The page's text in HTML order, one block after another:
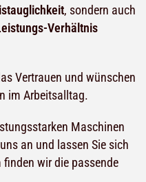
, sondern auch
Verhältnis
Vertrauen und wünschen
im Arbeitsalltag.
Maschinen
an und lassen Sie sich
wir die passende